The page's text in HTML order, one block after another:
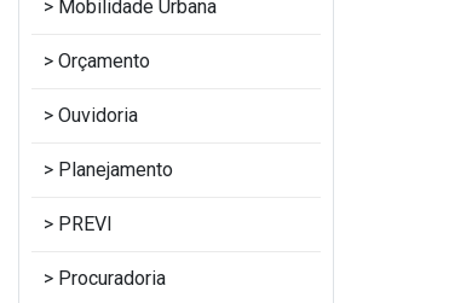
Mobilidade Urbana
Orçamento
Ouvidoria
Planejamento
PREVI
Procuradoria